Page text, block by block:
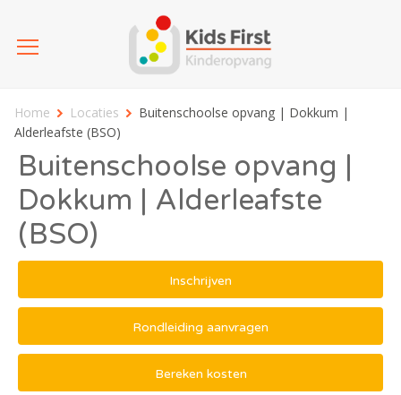
Home Locaties
Buitenschoolse opvang | Dokkum |
Alderleafste (BSO)
Buitenschoolse opvang |
Dokkum | Alderleafste
(BSO)
Inschrijven
Rondleiding aanvragen
Bereken kosten